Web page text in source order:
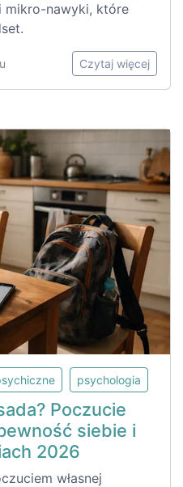
nawyki, które
Czytaj więcej
psychologia
Poczucie
siebie i
2026
własnej